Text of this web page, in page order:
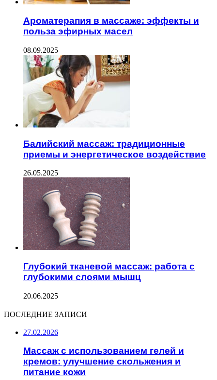
Ароматерапия в массаже: эффекты и
польза эфирных масел
08.09.2025
Балийский массаж: традиционные
приемы и энергетическое воздействие
26.05.2025
Глубокий тканевой массаж: работа с
глубокими слоями мышц
20.06.2025
ПОСЛЕДНИЕ ЗАПИСИ
27.02.2026
Массаж с использованием гелей и
кремов: улучшение скольжения и
питание кожи